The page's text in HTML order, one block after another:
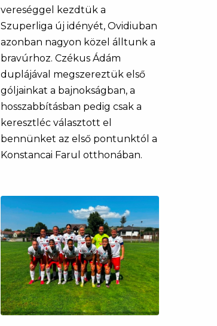
vereséggel kezdtük a
Szuperliga új idényét, Ovidiuban
azonban nagyon közel álltunk a
bravúrhoz. Czékus Ádám
duplájával megszereztük első
góljainkat a bajnokságban, a
hosszabbításban pedig csak a
keresztléc választott el
bennünket az első pontunktól a
Konstancai Farul otthonában.